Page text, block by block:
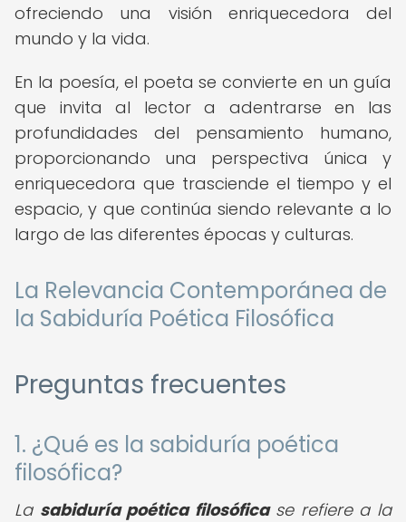
ofreciendo una visión enriquecedora del
mundo y la vida.
En la poesía, el poeta se convierte en un guía
que invita al lector a adentrarse en las
profundidades del pensamiento humano,
proporcionando una perspectiva única y
enriquecedora que trasciende el tiempo y el
espacio, y que continúa siendo relevante a lo
largo de las diferentes épocas y culturas.
La Relevancia Contemporánea de
la Sabiduría Poética Filosófica
Preguntas frecuentes
1. ¿Qué es la sabiduría poética
filosófica?
La sabiduría poética filosóficase refiere a la